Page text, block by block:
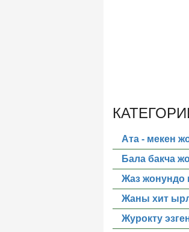
Ата - мекен
Бала бакча
Жаз
Жаны хит
Журокту